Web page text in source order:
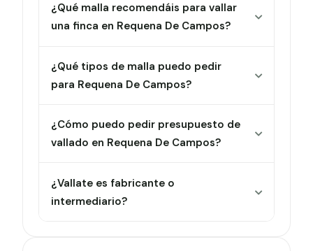
¿Qué malla recomendáis para vallar
una finca en Requena De Campos?
¿Qué tipos de malla puedo pedir
para Requena De Campos?
¿Cómo puedo pedir presupuesto de
vallado en Requena De Campos?
¿Vallate es fabricante o
intermediario?